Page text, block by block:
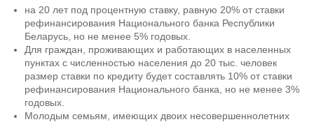
на 20 лет под процентную ставку, равную 20% от ставки
рефинансирования Национального банка Республики
Беларусь, но не менее 5% годовых.
Для граждан, проживающих и работающих в населенных
пунктах с численностью населения до 20 тыс. человек
размер ставки по кредиту будет составлять 10% от ставки
рефинансирования Национального банка, но не менее 3%
годовых.
Молодым семьям, имеющих двоих несовершеннолетних